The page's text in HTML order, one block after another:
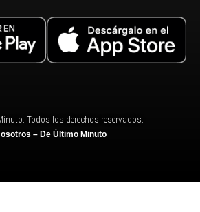
Todos los derechos reservados.
– De Último Minuto